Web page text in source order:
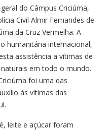
do Câmpus Criciúma,
Civil Almir Fernandes de
da Cruz Vermelha. A
humanitária internacional,
assistência a vítimas de
em todo o mundo.
foi uma das
às vítimas das
leite e açúcar foram